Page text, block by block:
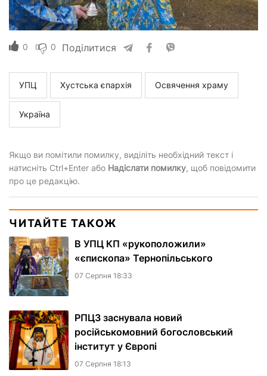
0 0 Поділитися
УПЦ Хустська єпархія Освячення храму
Україна
Якщо ви помітили помилку, виділіть необхідний текст і
натисніть Ctrl+Enter або Надіслати помилку, щоб повідомити
про це редакцію.
ЧИТАЙТЕ ТАКОЖ
В УПЦ КП «рукоположили»
«єпископа» Тернопільського
07 Серпня 18:33
РПЦЗ заснувала новий
російськомовний богословський
інститут у Європі
07 Серпня 18:13